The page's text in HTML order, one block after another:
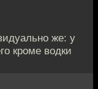
же: у
кроме водки